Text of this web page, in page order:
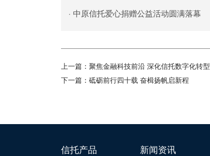
· 中原信托爱心捐赠公益活动圆满落幕
上一篇： 聚焦金融科技前沿 深化信托数字化转型
下一篇： 砥砺前行四十载 奋楫扬帆启新程
信托产品 新闻资讯